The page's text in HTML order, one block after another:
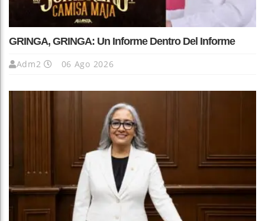
GRINGA, GRINGA: Un Informe Dentro Del Informe
Adm2 06 Ago 2026